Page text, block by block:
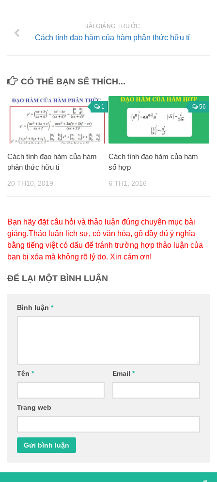
BÀI GIẢNG TRƯỚC
Cách tính đạo hàm của hàm phân thức hữu tỉ
CÓ THỂ BẠN SẼ THÍCH...
1
Cách tính đạo hàm của hàm
phân thức hữu tỉ
20 TH10, 2019
56
Cách tính đạo hàm của hàm
số hợp
6 TH1, 2016
Bạn hãy đặt câu hỏi và thảo luận đúng chuyên mục bài
giảng.Thảo luận lịch sự, có văn hóa, gõ đầy đủ ý nghĩa
bằng tiếng việt có dấu để tránh trường hợp thảo luận của
bạn bị xóa mà không rõ lý do. Xin cám ơn!
ĐỂ LẠI MỘT BÌNH LUẬN
Bình luận *
Tên * Email *
Trang web